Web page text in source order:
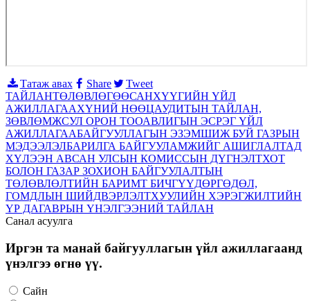
Татаж авах Share
Tweet
ТАЙЛАНТӨЛӨВЛӨГӨӨСАНХҮҮГИЙН ҮЙЛ
АЖИЛЛАГААХҮНИЙ НӨӨЦАУДИТЫН ТАЙЛАН,
ЗӨВЛӨМЖСУЛ ОРОН ТООАВЛИГЫН ЭСРЭГ ҮЙЛ
АЖИЛЛАГААБАЙГУУЛЛАГЫН ЭЗЭМШИЖ БУЙ ГАЗРЫН
МЭДЭЭЛЭЛБАРИЛГА БАЙГУУЛАМЖИЙГ АШИГЛАЛТАД
ХҮЛЭЭН АВСАН УЛСЫН КОМИССЫН ДҮГНЭЛТХОТ
БОЛОН ГАЗАР ЗОХИОН БАЙГУУЛАЛТЫН
ТӨЛӨВЛӨЛТИЙН БАРИМТ БИЧГҮҮДӨРГӨДӨЛ,
ГОМДЛЫН ШИЙДВЭРЛЭЛТХУУЛИЙН ХЭРЭГЖИЛТИЙН
ҮР ДАГАВРЫН ҮНЭЛГЭЭНИЙ ТАЙЛАН
Санал асуулга
Иргэн та манай байгууллагын үйл ажиллагаанд
үнэлгээ өгнө үү.
Сайн